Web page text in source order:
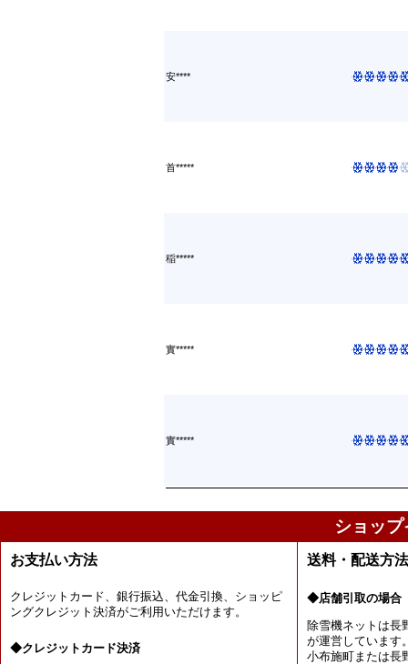
安****
首*****
稲*****
實*****
實*****
ショッ
お支払い方法
クレジットカード、銀行振込、代金引換、ショッピ
ングクレジット決済がご利用いただけます。
◆クレジットカード決済
送料・配送方
◆店舗引取の場合
除雪機ネットは長
が運営しています
小布施町または長